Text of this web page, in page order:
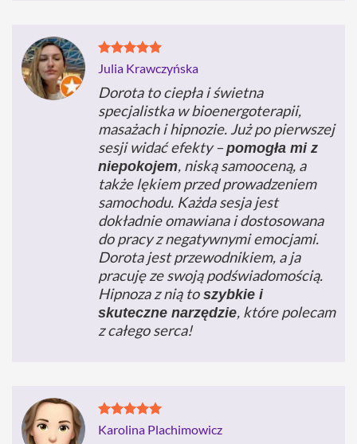
Julia Krawczyńska
Dorota to ciepła i świetna
specjalistka w bioenergoterapii,
masażach i hipnozie. Już po pierwszej
sesji widać efekty –pomogła mi z
niepokojem, niską samooceną, a
także lękiem przed prowadzeniem
samochodu. Każda sesja jest
dokładnie omawiana i dostosowana
do pracy z negatywnymi emocjami.
Dorota jest przewodnikiem, a ja
pracuję ze swoją podświadomością.
Hipnoza z nią toszybkie i
skuteczne narzędzie, które polecam
z całego serca!
Karolina Plachimowicz